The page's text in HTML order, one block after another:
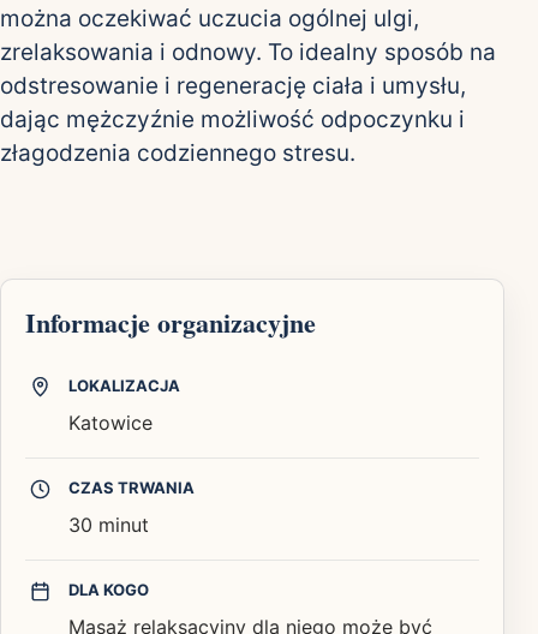
można oczekiwać uczucia ogólnej ulgi,
zrelaksowania i odnowy. To idealny sposób na
odstresowanie i regenerację ciała i umysłu,
dając mężczyźnie możliwość odpoczynku i
złagodzenia codziennego stresu.
Informacje organizacyjne
LOKALIZACJA
Katowice
CZAS TRWANIA
30 minut
DLA KOGO
Masaż relaksacyjny dla niego może być